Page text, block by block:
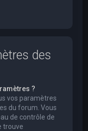
des
?
vos paramètres
du forum. Vous
de contrôle de
trouve